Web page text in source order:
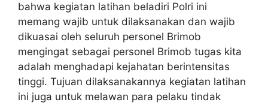
bahwa kegiatan latihan beladiri Polri ini
memang wajib untuk dilaksanakan dan wajib
dikuasai oleh seluruh personel Brimob
mengingat sebagai personel Brimob tugas kita
adalah menghadapi kejahatan berintensitas
tinggi. Tujuan dilaksanakannya kegiatan latihan
ini juga untuk melawan para pelaku tindak